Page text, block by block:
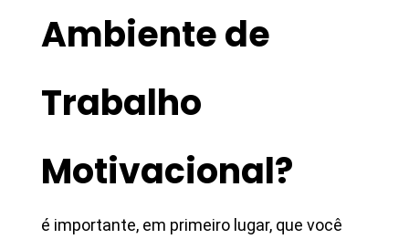
Ambiente de
Trabalho
Motivacional?
é importante, em primeiro lugar, que você